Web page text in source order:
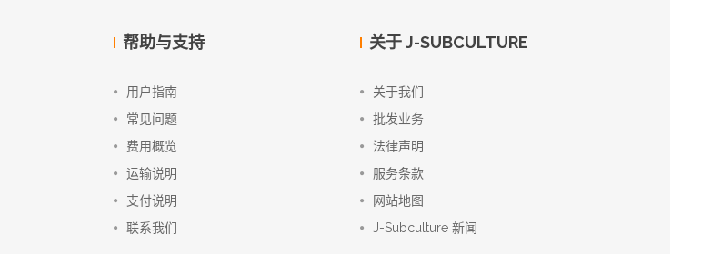
帮助与支持
用户指南
常见问题
费用概览
运输说明
支付说明
联系我们
关于 J-SUBCULTURE
关于我们
批发业务
法律声明
服务条款
网站地图
J-Subculture 新闻